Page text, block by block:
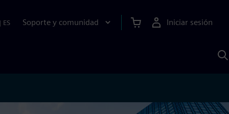
| ES Soporte y comunidad Iniciar sesión